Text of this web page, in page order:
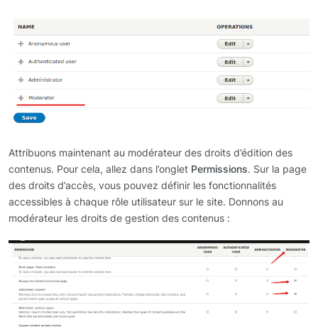
Attribuons maintenant au modérateur des droits d’édition des
contenus. Pour cela, allez dans l’onglet Permissions. Sur la page
des droits d’accès, vous pouvez définir les fonctionnalités
accessibles à chaque rôle utilisateur sur le site. Donnons au
modérateur les droits de gestion des contenus :